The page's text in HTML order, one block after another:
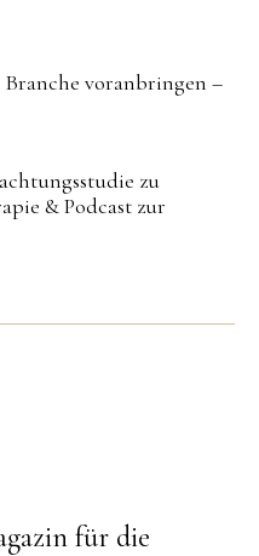
voranbringen –
zu
& Podcast zur
für die